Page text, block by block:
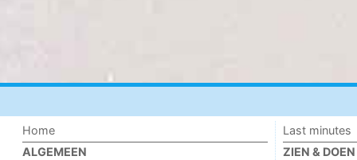
Home
ALGEMEEN
Last minutes
ZIEN & DOEN